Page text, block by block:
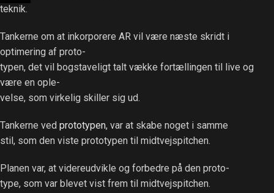
teknik.
Tankerne om at inkorporere AR vil være næste skridt i
optimering af proto-
typen, det vil bogstaveligt talt vække fortællingen til live og
være en ople-
velse, som virkelig skiller sig ud.
Tankerne ved prototypen, var at skabe noget i samme
stil, som den viste prototypen til midtvejspitchen.
Planen var, at videreudvikle og forbedre på den proto-
type, som var blevet vist frem til midtvejspitchen.